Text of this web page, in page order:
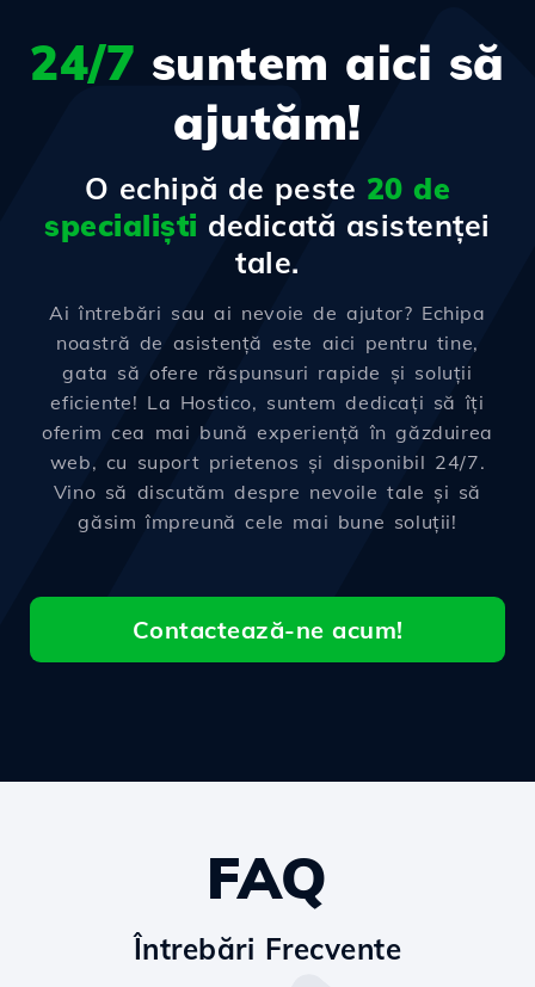
24/7 suntem aici să
ajutăm!
O echipă de peste 20 de
specialiști dedicată asistenței
tale.
Ai întrebări sau ai nevoie de ajutor? Echipa
noastră de asistență este aici pentru tine,
gata să ofere răspunsuri rapide și soluții
eficiente! La Hostico, suntem dedicați să îți
oferim cea mai bună experiență în găzduirea
web, cu suport prietenos și disponibil 24/7.
Vino să discutăm despre nevoile tale și să
găsim împreună cele mai bune soluții!
Contactează-ne acum!
FAQ
Întrebări Frecvente